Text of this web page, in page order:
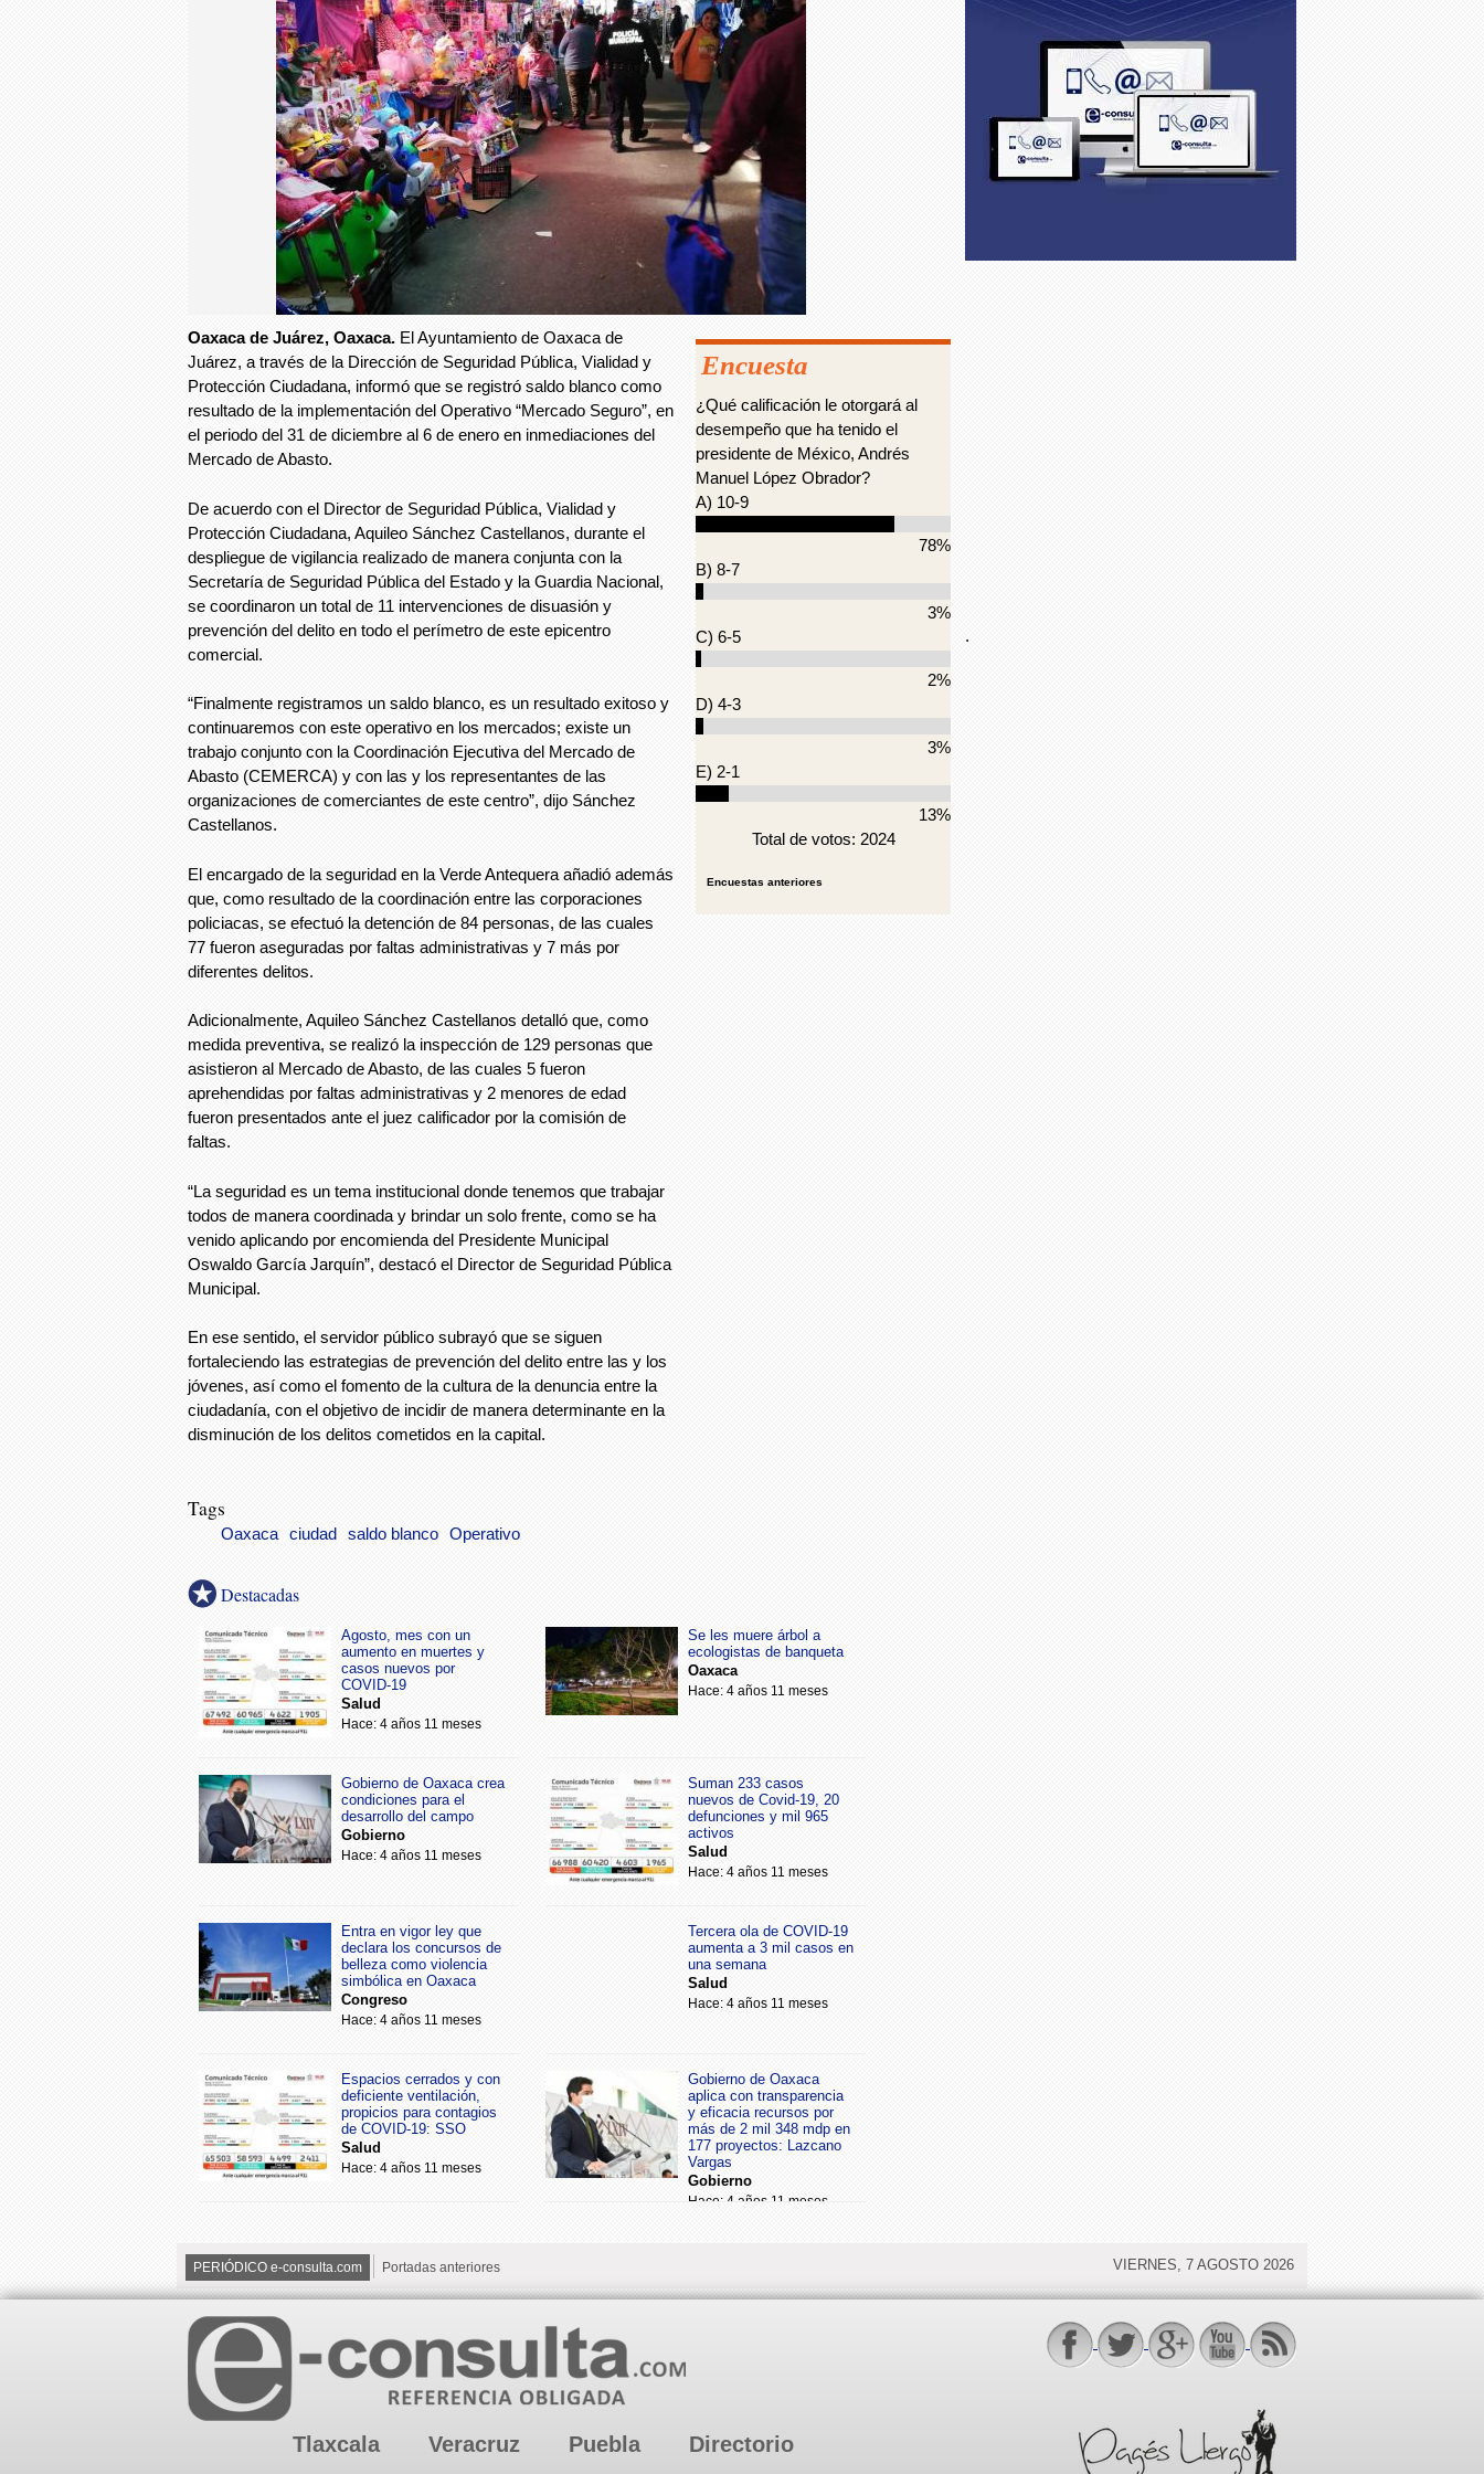
Oaxaca de Juárez, Oaxaca. El Ayuntamiento de Oaxaca de
Juárez, a través de la Dirección de Seguridad Pública, Vialidad y
Protección Ciudadana, informó que se registró saldo blanco como
resultado de la implementación del Operativo “Mercado Seguro”, en
el periodo del 31 de diciembre al 6 de enero en inmediaciones del
Mercado de Abasto.
De acuerdo con el Director de Seguridad Pública, Vialidad y
Protección Ciudadana, Aquileo Sánchez Castellanos, durante el
despliegue de vigilancia realizado de manera conjunta con la
Secretaría de Seguridad Pública del Estado y la Guardia Nacional,
se coordinaron un total de 11 intervenciones de disuasión y
prevención del delito en todo el perímetro de este epicentro
comercial.
“Finalmente registramos un saldo blanco, es un resultado exitoso y
continuaremos con este operativo en los mercados; existe un
trabajo conjunto con la Coordinación Ejecutiva del Mercado de
Abasto (CEMERCA) y con las y los representantes de las
organizaciones de comerciantes de este centro”, dijo Sánchez
Castellanos.
El encargado de la seguridad en la Verde Antequera añadió además
que, como resultado de la coordinación entre las corporaciones
policiacas, se efectuó la detención de 84 personas, de las cuales
77 fueron aseguradas por faltas administrativas y 7 más por
diferentes delitos.
Adicionalmente, Aquileo Sánchez Castellanos detalló que, como
medida preventiva, se realizó la inspección de 129 personas que
asistieron al Mercado de Abasto, de las cuales 5 fueron
aprehendidas por faltas administrativas y 2 menores de edad
fueron presentados ante el juez calificador por la comisión de
faltas.
“La seguridad es un tema institucional donde tenemos que trabajar
todos de manera coordinada y brindar un solo frente, como se ha
venido aplicando por encomienda del Presidente Municipal
Oswaldo García Jarquín”, destacó el Director de Seguridad Pública
Municipal.
En ese sentido, el servidor público subrayó que se siguen
fortaleciendo las estrategias de prevención del delito entre las y los
jóvenes, así como el fomento de la cultura de la denuncia entre la
ciudadanía, con el objetivo de incidir de manera determinante en la
disminución de los delitos cometidos en la capital.
Encuesta
¿Qué calificación le otorgará al
desempeño que ha tenido el
presidente de México, Andrés
Manuel López Obrador?
A) 10-9
78%
B) 8-7
3%
C) 6-5
2%
D) 4-3
3%
E) 2-1
13%
Total de votos: 2024
Encuestas anteriores
Tags
Oaxaca ciudad saldo blanco Operativo
Destacadas
Agosto, mes con un
aumento en muertes y
casos nuevos por
COVID-19
Salud
Hace: 4 años 11 meses
Se les muere árbol a
ecologistas de banqueta
Oaxaca
Hace: 4 años 11 meses
Gobierno de Oaxaca crea
condiciones para el
desarrollo del campo
Gobierno
Hace: 4 años 11 meses
Suman 233 casos
nuevos de Covid-19, 20
defunciones y mil 965
activos
Salud
Hace: 4 años 11 meses
Entra en vigor ley que
declara los concursos de
belleza como violencia
simbólica en Oaxaca
Congreso
Hace: 4 años 11 meses
Tercera ola de COVID-19
aumenta a 3 mil casos en
una semana
Salud
Hace: 4 años 11 meses
Espacios cerrados y con
deficiente ventilación,
propicios para contagios
de COVID-19: SSO
Salud
Hace: 4 años 11 meses
Gobierno de Oaxaca
aplica con transparencia
y eficacia recursos por
más de 2 mil 348 mdp en
177 proyectos: Lazcano
Vargas
Gobierno
Hace: 4 años 11 meses
.
PERIÓDICO e-consulta.com Portadas anteriores VIERNES, 7 AGOSTO 2026
Tlaxcala Veracruz Puebla Directorio